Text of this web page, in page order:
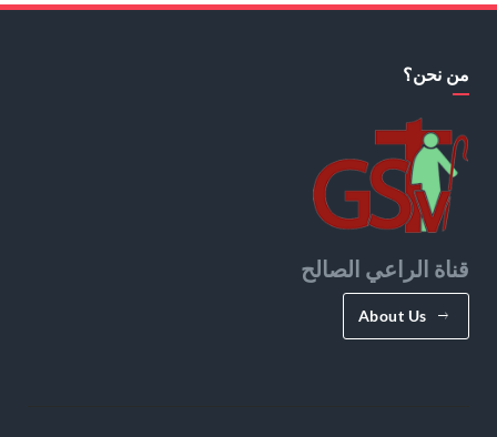
من نحن؟
قناة الراعي الصالح
About Us